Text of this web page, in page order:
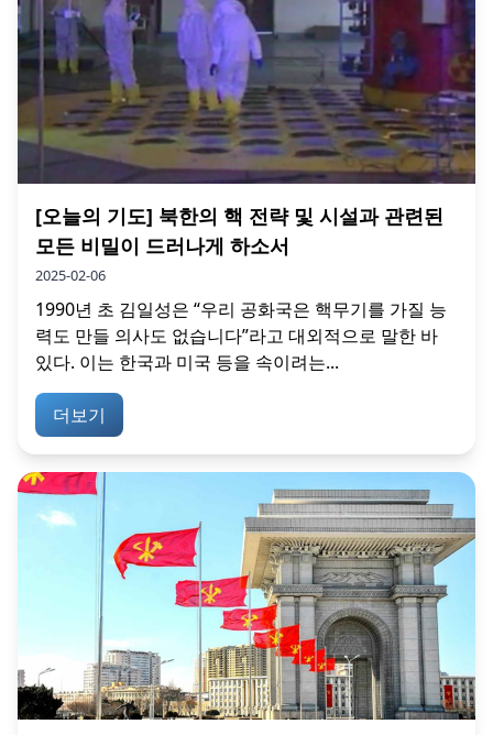
[오늘의 기도] 북한의 핵 전략 및 시설과 관련된
모든 비밀이 드러나게 하소서
2025-02-06
1990년 초 김일성은 “우리 공화국은 핵무기를 가질 능
력도 만들 의사도 없습니다”라고 대외적으로 말한 바
있다. 이는 한국과 미국 등을 속이려는...
더보기